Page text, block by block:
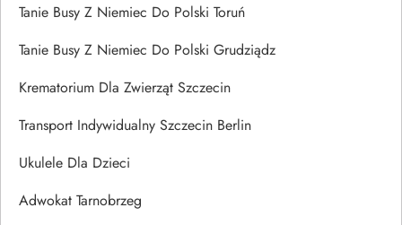
Tanie Busy Z Niemiec Do Polski Toruń
Tanie Busy Z Niemiec Do Polski Grudziądz
Krematorium Dla Zwierząt Szczecin
Transport Indywidualny Szczecin Berlin
Ukulele Dla Dzieci
Adwokat Tarnobrzeg